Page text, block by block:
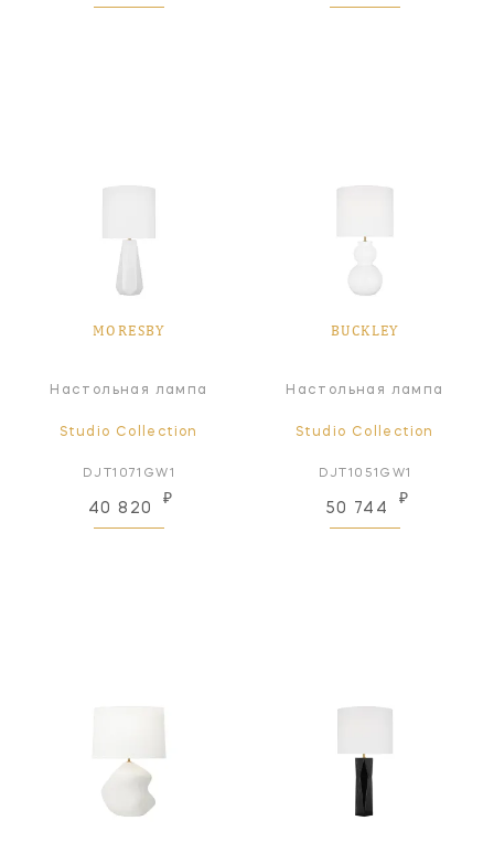
MORESBY
Настольная лампа
Studio Collection
DJT1071GW1
40 820
₽
BUCKLEY
Настольная лампа
Studio Collection
DJT1051GW1
50 744
₽